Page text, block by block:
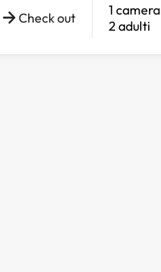
Check out
1 camera
2 adulti